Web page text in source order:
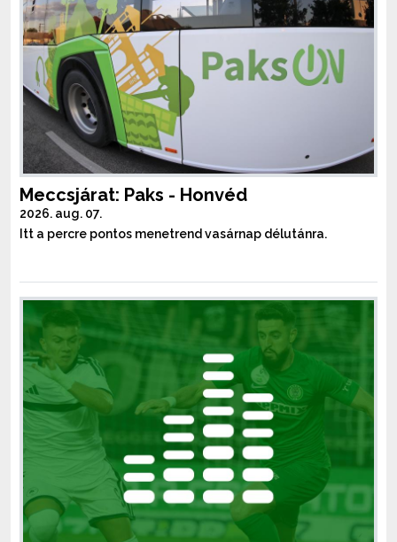
Meccsjárat: Paks - Honvéd
2026. aug. 07.
Itt a percre pontos menetrend vasárnap délutánra.